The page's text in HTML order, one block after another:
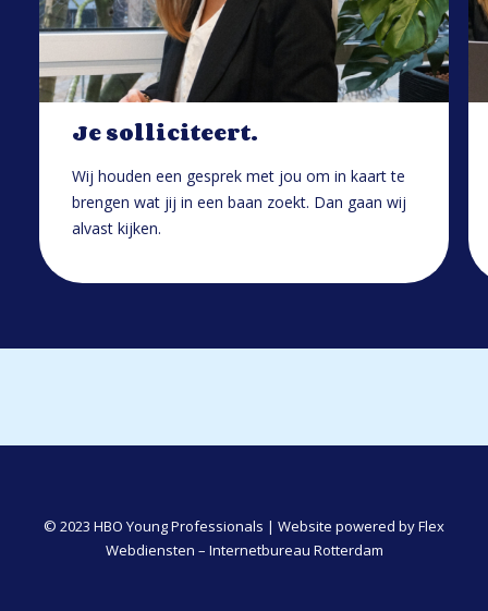
Je solliciteert.
Wij houden een gesprek met jou om in kaart te
brengen wat jij in een baan zoekt. Dan gaan wij
alvast kijken.
© 2023 HBO Young Professionals | Website powered byFlex
Webdiensten – Internetbureau Rotterdam